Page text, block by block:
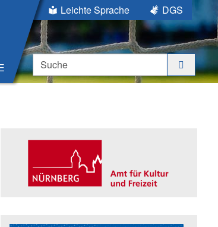
Leichte Sprache
DGS
Suche